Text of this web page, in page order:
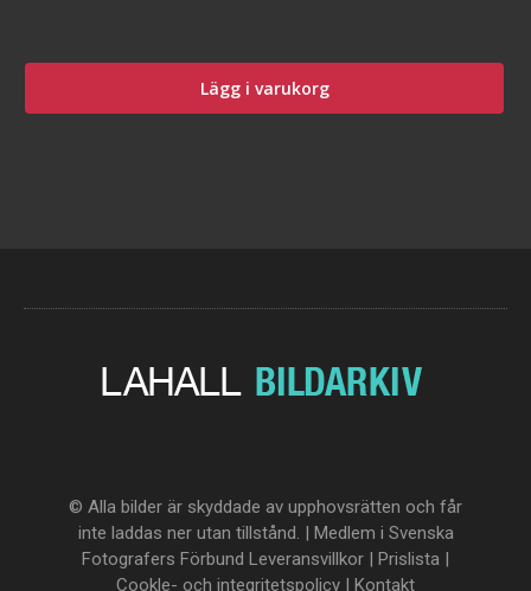
Lägg i varukorg
© Alla bilder är skyddade av upphovsrätten och får
inte laddas ner utan tillstånd. | Medlem i Svenska
Fotografers Förbund Leveransvillkor | Prislista |
Cookle- och integritetspolicy | Kontakt